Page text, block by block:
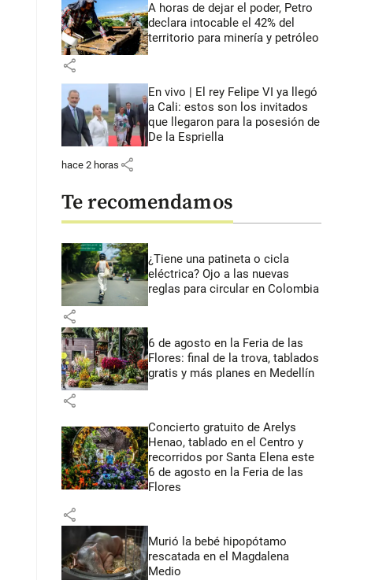
A horas de dejar el poder, Petro
declara intocable el 42% del
territorio para minería y petróleo
share
En vivo | El rey Felipe VI ya llegó
a Cali: estos son los invitados
que llegaron para la posesión de
De la Espriella
hace 2 horas share
Te recomendamos
¿Tiene una patineta o cicla
eléctrica? Ojo a las nuevas
reglas para circular en Colombia
share
6 de agosto en la Feria de las
Flores: final de la trova, tablados
gratis y más planes en Medellín
share
Concierto gratuito de Arelys
Henao, tablado en el Centro y
recorridos por Santa Elena este
6 de agosto en la Feria de las
Flores
share
Murió la bebé hipopótamo
rescatada en el Magdalena
Medio